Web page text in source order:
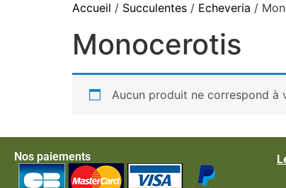
Accueil / Succulentes / Echeveria /
Monocerotis
Aucun produit ne correspond à
Nos paiements